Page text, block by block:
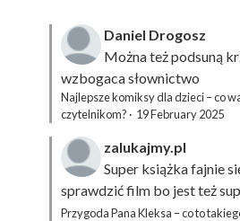
Daniel Drogosz
Można też podsuną
wzbogaca słownictwo
Najlepsze komiksy dla dzieci – co
czytelnikom? · 19 February 2025
zalukajmy.pl
Super książka fajnie
sprawdzić film bo jest też
Przygoda Pana Kleksa – co to